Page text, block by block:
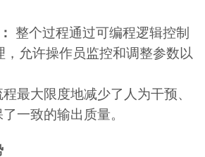
整个过程通过可编程逻辑控制
，允许操作员监控和调整参数以
最大限度地减少了人为干预、
一致的输出质量。